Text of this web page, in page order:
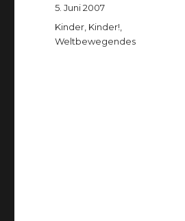
Veröffentlicht
am
5. Juni 2007
Kategorien
Kinder, Kinder!
Weltbewegendes